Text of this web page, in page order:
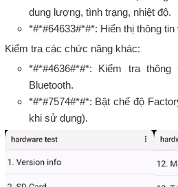
dung lượng, tình trạng, nhiệt độ.
*#*#64633#*#*: Hiển thị thông
Kiểm tra các chức năng khác:
*#*#4636#*#*: Kiểm tra
Bluetooth.
*#*#7574#*#*: Bật chế độ
khi sử dụng).